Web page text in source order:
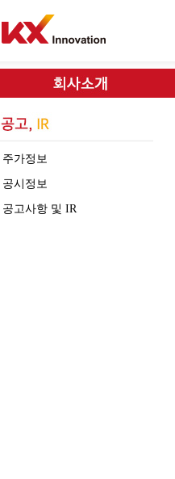
주가정보
공시정보
공고사항 및 IR